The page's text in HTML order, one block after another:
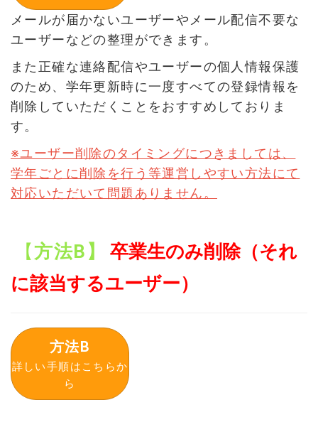
メールが届かないユーザーやメール配信不要な
ユーザーなどの整理ができます。
また正確な連絡配信やユーザーの個人情報保護
のため、学年更新時に一度すべての登録情報を
削除していただくことをおすすめしておりま
す。
※ユーザー削除のタイミングにつきましては、
学年ごとに削除を行う等運営しやすい方法にて
対応いただいて問題ありません。
【方法B】
卒業生のみ削除（それ
に該当するユーザー）
方法B
詳しい手順はこちらか
ら